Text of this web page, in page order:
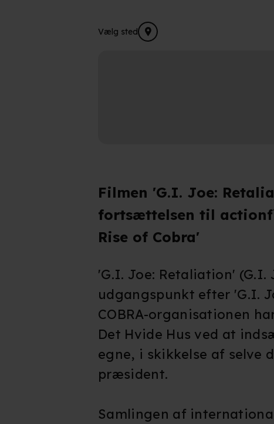
Vælg sted
Filmen 'G.I. Joe:
fortsættelsen til
Rise of Cobra'
'G.I. Joe: Retaliation' (G.I.
udgangspunkt efter 'G.I.
COBRA-organisationen
Det Hvide Hus ved at
egne, i skikkelse af selve
præsident.
Samlingen af